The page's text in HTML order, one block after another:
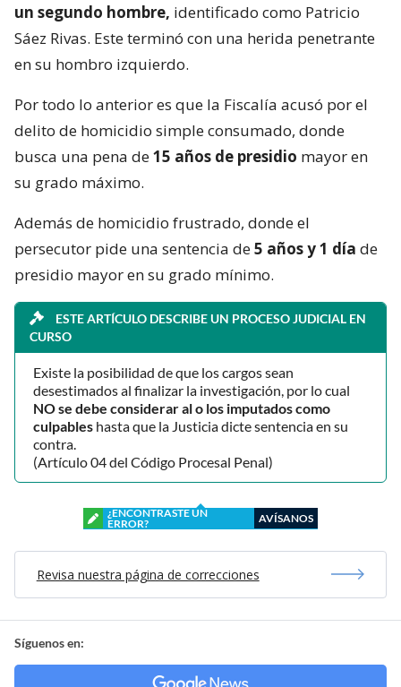
un segundo hombre, identificado como Patricio
Sáez Rivas. Este terminó con una herida penetrante
en su hombro izquierdo.
Por todo lo anterior es que la Fiscalía acusó por el
delito de homicidio simple consumado, donde
busca una pena de15 años de presidio mayor en
su grado máximo.
Además de homicidio frustrado, donde el
persecutor pide una sentencia de5 años y 1 día de
presidio mayor en su grado mínimo.
ESTE ARTÍCULO DESCRIBE UN PROCESO JUDICIAL EN
CURSO
Existe la posibilidad de que los cargos sean
desestimados al finalizar la investigación, por lo cual
NO se debe considerar al o los imputados como
culpables hasta que la Justicia dicte sentencia en su
contra.
(Artículo 04 del Código Procesal Penal)
¿ENCONTRASTE UN
ERROR?
AVÍSANOS
Revisa nuestra página de correcciones
Síguenos en: